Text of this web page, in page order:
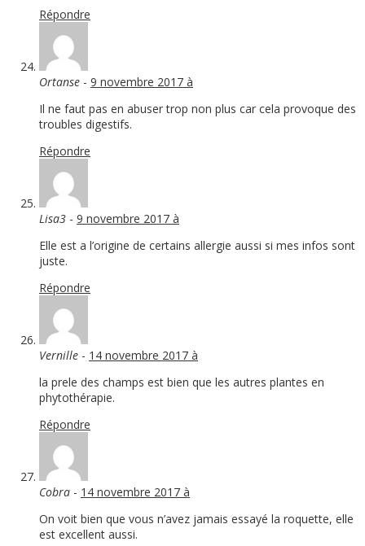
Répondre
Ortanse - 9 novembre 2017 à
Il ne faut pas en abuser trop non plus car cela provoque des
troubles digestifs.
Répondre
Lisa3 - 9 novembre 2017 à
Elle est a l’origine de certains allergie aussi si mes infos sont
juste.
Répondre
Vernille - 14 novembre 2017 à
la prele des champs est bien que les autres plantes en
phytothérapie.
Répondre
Cobra - 14 novembre 2017 à
On voit bien que vous n’avez jamais essayé la roquette, elle
est excellent aussi.